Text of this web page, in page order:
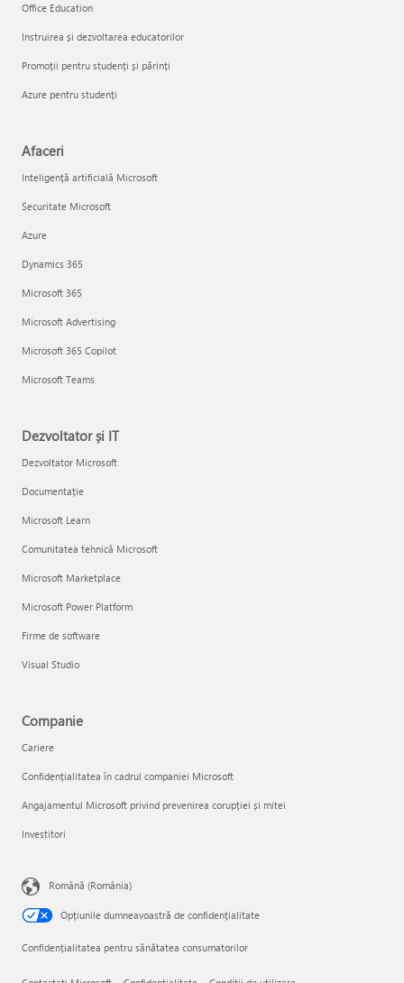
Office Education
Instruirea și dezvoltarea educatorilor
Promoții pentru studenți și părinți
Azure pentru studenți
Afaceri
Inteligență artificială Microsoft
Securitate Microsoft
Azure
Dynamics 365
Microsoft 365
Microsoft Advertising
Microsoft 365 Copilot
Microsoft Teams
Dezvoltator și IT
Dezvoltator Microsoft
Documentație
Microsoft Learn
Comunitatea tehnică Microsoft
Microsoft Marketplace
Microsoft Power Platform
Firme de software
Visual Studio
Companie
Cariere
Confidențialitatea în cadrul companiei Microsoft
Angajamentul Microsoft privind prevenirea corupției și mitei
Investitori
Română (România)
Opțiunile dumneavoastră de confidențialitate
Confidențialitatea pentru sănătatea consumatorilor